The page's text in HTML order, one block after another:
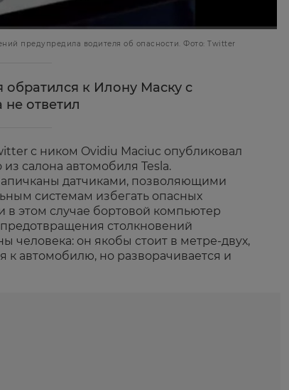
предупредила водителя об опасности. Фото: Twitter
к Илону Маску с
не ответил
с ником Ovidiu Maciuc опубликовал
салона автомобиля Tesla.
датчиками, позволяющими
системам избегать опасных
в этом случае бортовой компьютер
предотвращения столкновений
человека: он якобы стоит в метре-двух,
к автомобилю, но разворачивается и